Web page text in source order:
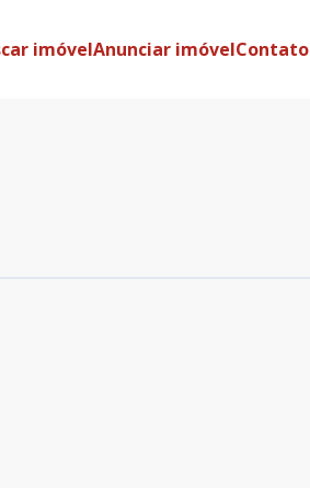
imóvelAnunciar imóvelContato